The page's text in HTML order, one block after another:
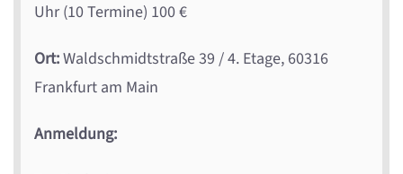
Uhr (10 Termine) 100 €
Ort:Waldschmidtstraße 39 / 4. Etage, 60316
Frankfurt am Main
Anmeldung: